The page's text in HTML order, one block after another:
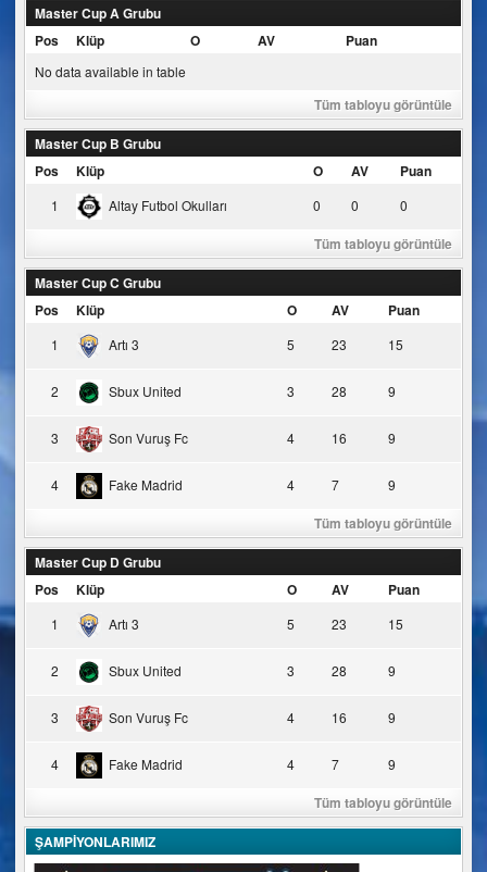
Master Cup A Grubu
Pos
Klüp O AV Puan
No data available in table
Tüm tabloyu görüntüle
Master Cup B Grubu
Pos
Klüp O AV Puan
1 Altay Futbol Okulları 0 0 0
Tüm tabloyu görüntüle
Master Cup C Grubu
Pos
Klüp O AV Puan
1 Artı 3 5 23 15
2 Sbux United 3 28 9
3 Son Vuruş Fc 4 16 9
4 Fake Madrid 4 7 9
Tüm tabloyu görüntüle
Master Cup D Grubu
Pos
Klüp O AV Puan
1 Artı 3 5 23 15
2 Sbux United 3 28 9
3 Son Vuruş Fc 4 16 9
4 Fake Madrid 4 7 9
Tüm tabloyu görüntüle
ŞAMPİYONLARIMIZ